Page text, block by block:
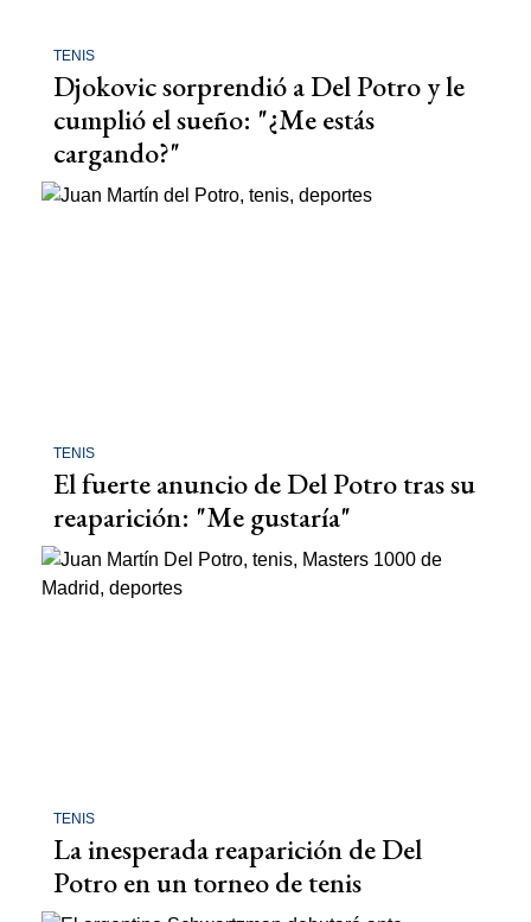
TENIS
Djokovic sorprendió a Del Potro y le
cumplió el sueño: "¿Me estás
cargando?"
TENIS
El fuerte anuncio de Del Potro tras su
reaparición: "Me gustaría"
TENIS
La inesperada reaparición de Del
Potro en un torneo de tenis